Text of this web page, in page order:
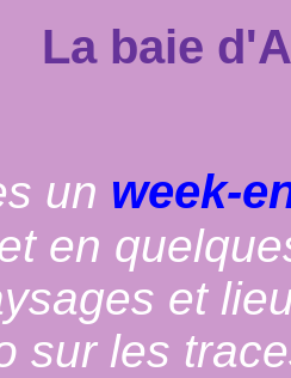
La baie
un week-
en
et
sur les